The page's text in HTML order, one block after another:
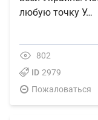
любую точку У…
802
ID 2979
Пожаловаться